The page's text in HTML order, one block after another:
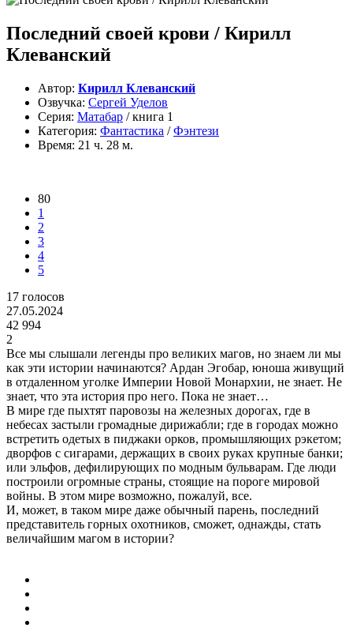
Последний своей крови / Кирилл
Клеванский
Автор: Кирилл Клеванский
Озвучка: Сергей Уделов
Серия: Матабар / книга 1
Категория: Фантастика /Фэнтези
Время: 21 ч. 28 м.
80
1
2
3
4
5
17 голосов
27.05.2024
42 994
2
Все мы слышали легенды про великих магов, но знаем ли мы
как эти истории начинаются? Ардан Эгобар, юноша живущий
в отдаленном уголке Империи Новой Монархии, не знает. Не
знает, что эта история про него. Пока не знает…
В мире где пыхтят паровозы на железных дорогах, где в
небесах застыли громадные дирижабли; где в городах можно
встретить одетых в пиджаки орков, промышляющих рэкетом;
дворфов с сигарами, держащих в своих руках крупные банки;
или эльфов, дефилирующих по модным бульварам. Где люди
построили огромные страны, стоящие на пороге мировой
войны. В этом мире возможно, пожалуй, все.
И, может, в таком мире даже обычный парень, последний
представитель горных охотников, сможет, однажды, стать
величайшим магом в истории?